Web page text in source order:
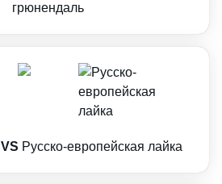
грюнендаль
VS Русско-европейская лайка